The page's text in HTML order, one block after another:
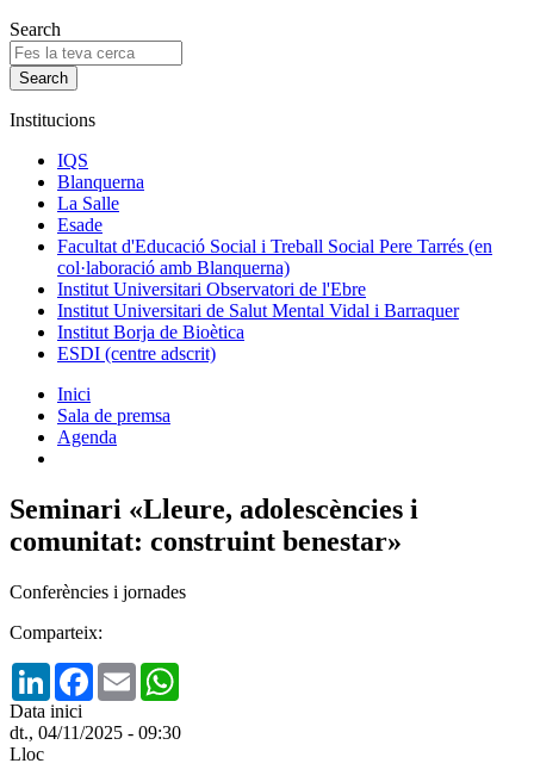
Search
Institucions
IQS
Blanquerna
La Salle
Esade
Facultat d'Educació Social i Treball Social Pere Tarrés (en
col·laboració amb Blanquerna)
Institut Universitari Observatori de l'Ebre
Institut Universitari de Salut Mental Vidal i Barraquer
Institut Borja de Bioètica
ESDI (centre adscrit)
Inici
Sala de premsa
Agenda
Seminari «Lleure, adolescències i
comunitat: construint benestar»
Conferències i jornades
Comparteix:
LinkedInFacebook
Email
Data inici
dt., 04/11/2025 - 09:30
Lloc